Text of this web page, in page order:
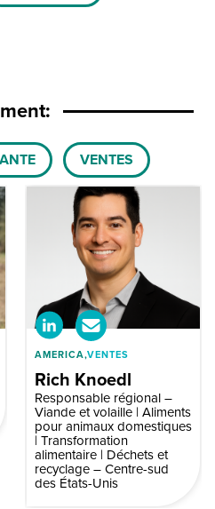
VENTES
AMERICA,VENTES
Rich Knoedl
Responsable régional –
Viande et volaille | Aliments
pour animaux domestiques
| Transformation
alimentaire | Déchets et
recyclage – Centre-sud
des États-Unis